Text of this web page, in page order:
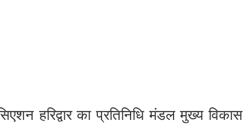
हरिद्वार का प्रतिनिधि मंडल मुख्य विकास